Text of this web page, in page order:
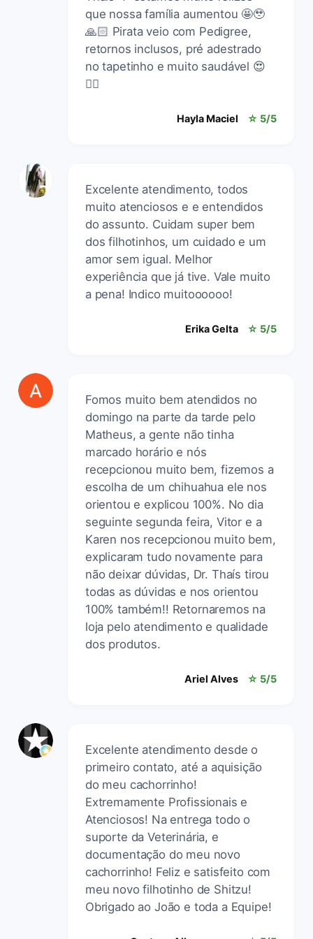
que nossa família aumentou 🤩🥹
🙏🏻 Pirata veio com Pedigree,
retornos inclusos, pré adestrado
no tapetinho e muito saudável 😍
🏴‍☠️
Hayla Maciel ☆ 5/5
Excelente atendimento, todos
muito atenciosos e e entendidos
do assunto. Cuidam super bem
dos filhotinhos, um cuidado e um
amor sem igual. Melhor
experiência que já tive. Vale muito
a pena! Indico muitoooooo!
Erika Gelta ☆ 5/5
Fomos muito bem atendidos no
domingo na parte da tarde pelo
Matheus, a gente não tinha
marcado horário e nós
recepcionou muito bem, fizemos a
escolha de um chihuahua ele nos
orientou e explicou 100%. No dia
seguinte segunda feira, Vitor e a
Karen nos recepcionou muito bem,
explicaram tudo novamente para
não deixar dúvidas, Dr. Thaís tirou
todas as dúvidas e nos orientou
100% também!! Retornaremos na
loja pelo atendimento e qualidade
dos produtos.
Ariel Alves ☆ 5/5
Excelente atendimento desde o
primeiro contato, até a aquisição
do meu cachorrinho!
Extremamente Profissionais e
Atenciosos! Na entrega todo o
suporte da Veterinária, e
documentação do meu novo
cachorrinho! Feliz e satisfeito com
meu novo filhotinho de Shitzu!
Obrigado ao João e toda a Equipe!